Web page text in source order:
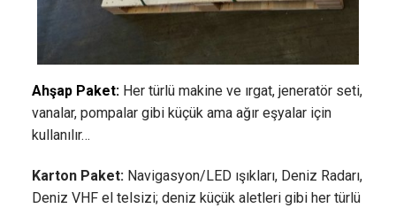
Ahşap Paket: Her türlü makine ve ırgat, jeneratör seti,
vanalar, pompalar gibi küçük ama ağır eşyalar için
kullanılır…
Karton Paket: Navigasyon/LED ışıkları, Deniz Radarı,
Deniz VHF el telsizi; deniz küçük aletleri gibi her türlü